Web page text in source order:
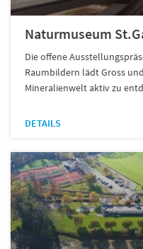
Naturmuseum
Die offene
Raumbildern lädt Gross
Mineralienwelt aktiv zu
DETAILS